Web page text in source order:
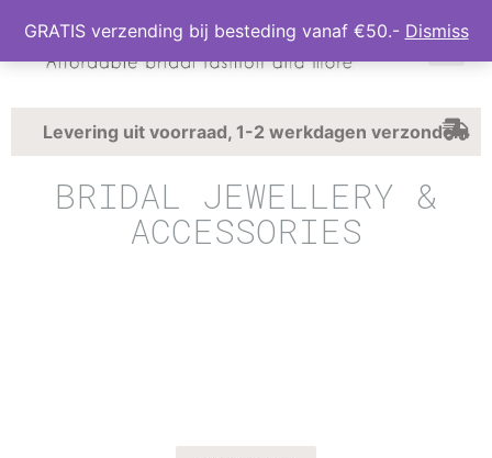
Levering uit voorraad, 1-2 werkdagen verzonden.
BRIDAL JEWELLERY &
ACCESSORIES
GRATIS verzending bij besteding vanaf €50.- Dismiss